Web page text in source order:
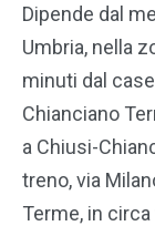
Dipende dal
Umbria, nella
minuti dal
Chianciano
a Chiusi-
treno, via
Terme, in